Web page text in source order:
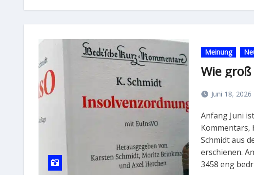
Meinung
Wie
Juni 18, 2026
Anfang Juni ist die 21. Auflage des Beck’schen InsO-
Kommentars,
Schmidt aus
erschienen.
3458 eng